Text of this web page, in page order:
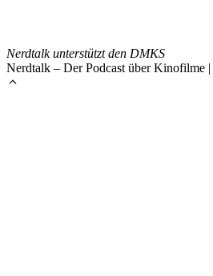
Nerdtalk unterstützt den DMKS
Nerdtalk – Der Podcast über Kinofilme